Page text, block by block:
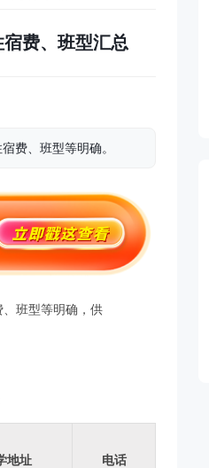
费、班型汇总
费、班型等明确。
班型等明确，供
地址 电话